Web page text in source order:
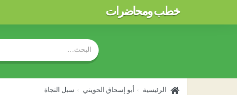
خطب ومحاضرات
الرئيسية أبو إسحاق الحويني سبل النجاة